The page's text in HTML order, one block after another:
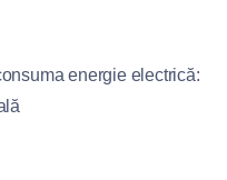
energie electrică: